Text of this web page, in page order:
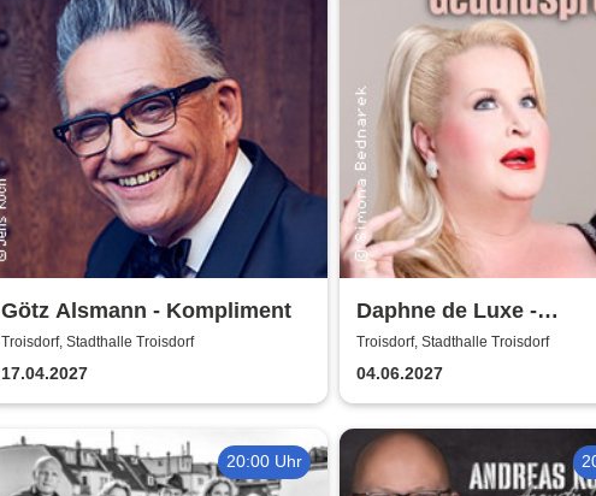
Götz Alsmann - Kompliment
Troisdorf, Stadthalle Troisdorf
17.04.2027
Daphne de Luxe -
Geduldsproben
Troisdorf, Stadthalle Troisdorf
04.06.2027
20:00 Uhr